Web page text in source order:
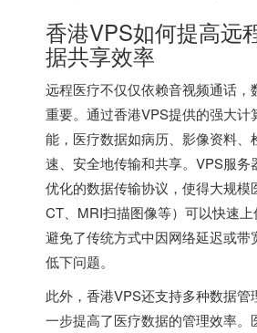
香港VPS如何提高远
据共享效率
远程医疗不仅仅依赖音视频通话，
重要。通过香港VPS提供的强大计
能，医疗数据如病历、影像资料、
速、安全地传输和共享。VPS服务
优化的数据传输协议，使得大规模
CT、MRI扫描图像等）可以快速上
避免了传统方式中因网络延迟或带
低下问题。
此外，香港VPS还支持多种数据管
一步提高了医疗数据的管理效率。